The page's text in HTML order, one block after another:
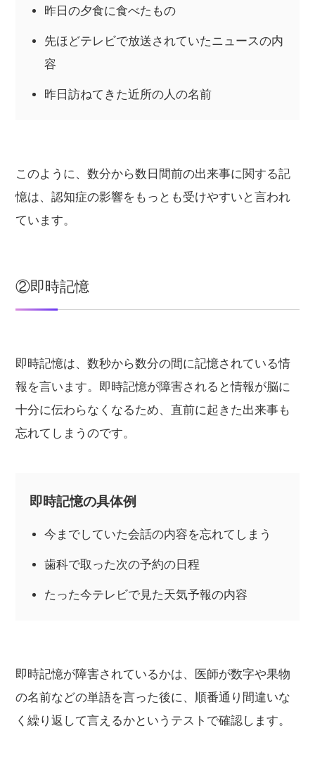
昨日の夕食に食べたもの
先ほどテレビで放送されていたニュースの内
容
昨日訪ねてきた近所の人の名前
このように、数分から数日間前の出来事に関する記
憶は、認知症の影響をもっとも受けやすいと言われ
ています。
②即時記憶
即時記憶は、数秒から数分の間に記憶されている情
報を言います。即時記憶が障害されると情報が脳に
十分に伝わらなくなるため、直前に起きた出来事も
忘れてしまうのです。
即時記憶の具体例
今までしていた会話の内容を忘れてしまう
歯科で取った次の予約の日程
たった今テレビで見た天気予報の内容
即時記憶が障害されているかは、医師が数字や果物
の名前などの単語を言った後に、順番通り間違いな
く繰り返して言えるかというテストで確認します。